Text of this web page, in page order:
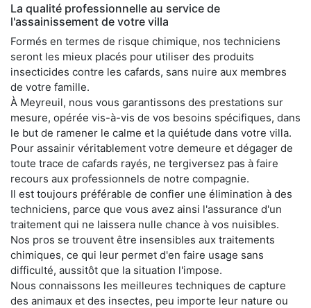
La qualité professionnelle au service de
l'assainissement de votre villa
Formés en termes de risque chimique, nos techniciens
seront les mieux placés pour utiliser des produits
insecticides contre les cafards, sans nuire aux membres
de votre famille.
À Meyreuil, nous vous garantissons des prestations sur
mesure, opérée vis-à-vis de vos besoins spécifiques, dans
le but de ramener le calme et la quiétude dans votre villa.
Pour assainir véritablement votre demeure et dégager de
toute trace de cafards rayés, ne tergiversez pas à faire
recours aux professionnels de notre compagnie.
Il est toujours préférable de confier une élimination à des
techniciens, parce que vous avez ainsi l'assurance d'un
traitement qui ne laissera nulle chance à vos nuisibles.
Nos pros se trouvent être insensibles aux traitements
chimiques, ce qui leur permet d'en faire usage sans
difficulté, aussitôt que la situation l'impose.
Nous connaissons les meilleures techniques de capture
des animaux et des insectes, peu importe leur nature ou